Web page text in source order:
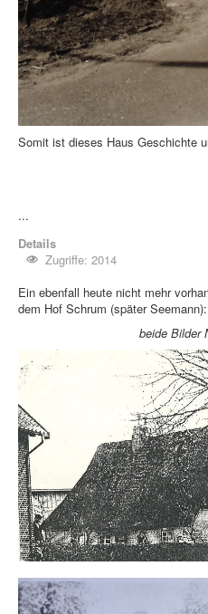
Somit ist dieses Haus Geschichte
...
Details
Zugriffe: 2014
Ein ebenfall heute nicht mehr
dem Hof Schrum (später Seemann):
beide Bilder